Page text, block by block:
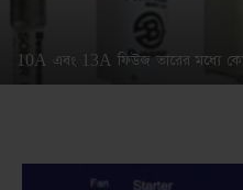
10A এবং 13A ফিউজ তারের মধ্যে